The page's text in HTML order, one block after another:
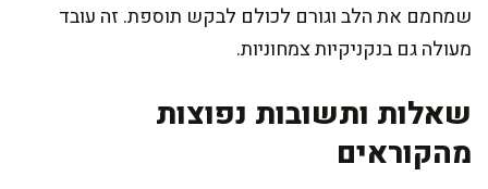
שמחמם את הלב וגורם לכולם לבקש תוספת. זה עובד
מעולה גם בנקניקיות צמחוניות.
שאלות ותשובות נפוצות
מהקוראים